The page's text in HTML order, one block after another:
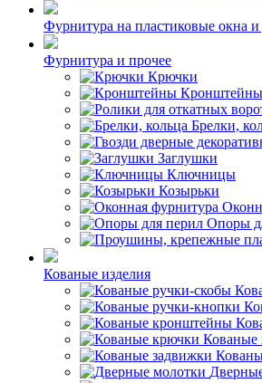
Фурнитура на пластиковые окна и
Фурнитура и прочее
Крючки
Кронштейны
Брелки,
Заглушки
Ключницы
Козырьки
Опоры
Кованые изделия
Кованые